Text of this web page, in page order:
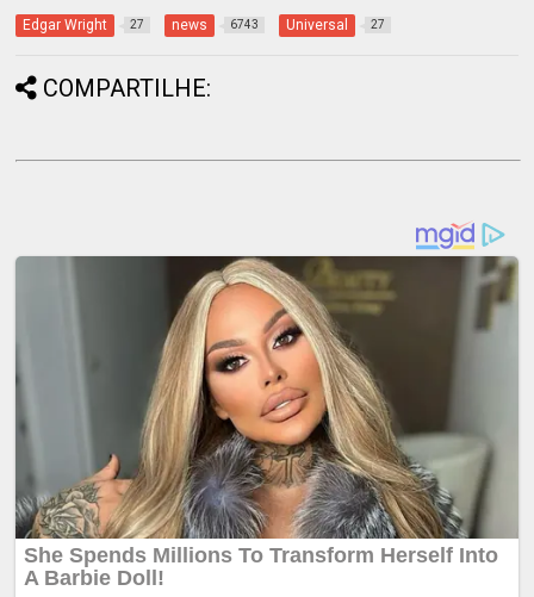
Edgar Wright 27 news 6743 Universal 27
COMPARTILHE: